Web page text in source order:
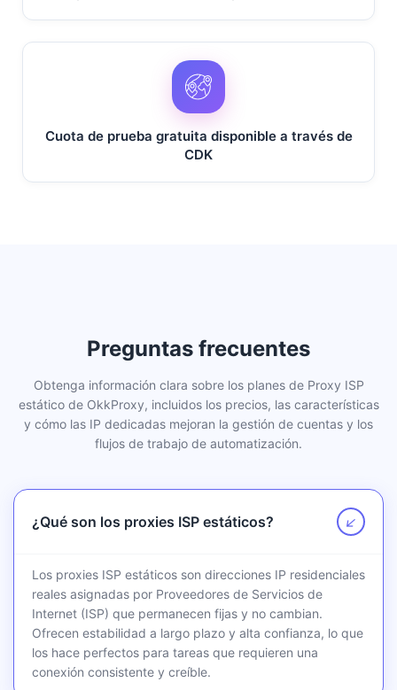
Cuota de prueba gratuita disponible a través de
CDK
Preguntas frecuentes
Obtenga información clara sobre los planes de Proxy ISP
estático de OkkProxy, incluidos los precios, las características
y cómo las IP dedicadas mejoran la gestión de cuentas y los
flujos de trabajo de automatización.
¿Qué son los proxies ISP estáticos? ↗
Los proxies ISP estáticos son direcciones IP residenciales
reales asignadas por Proveedores de Servicios de
Internet (ISP) que permanecen fijas y no cambian.
Ofrecen estabilidad a largo plazo y alta confianza, lo que
los hace perfectos para tareas que requieren una
conexión consistente y creíble.